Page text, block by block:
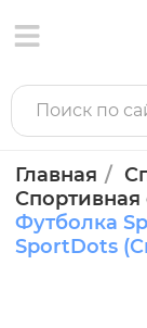
Главная
Футболка
SportDots